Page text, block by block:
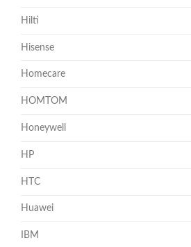
Hilti
Hisense
Homecare
HOMTOM
Honeywell
HP
HTC
Huawei
IBM